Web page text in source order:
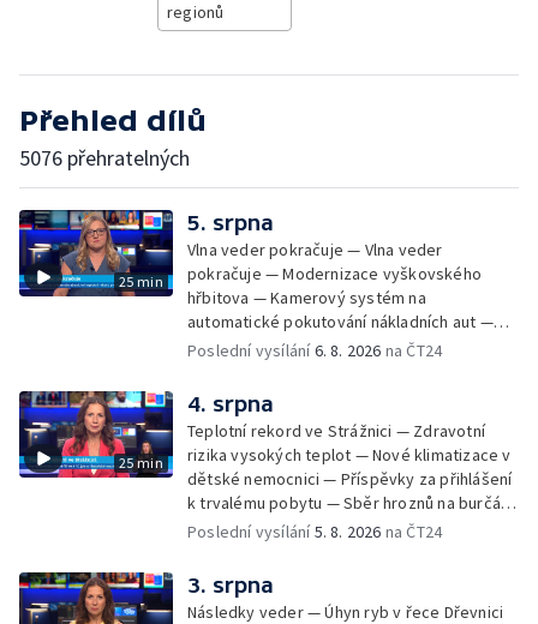
regionů
Přehled dílů
5076 přehratelných
25 min
5. srpna
Vlna veder pokračuje — Vlna veder
pokračuje — Modernizace vyškovského
hřbitova — Kamerový systém na
automatické pokutování nákladních aut —
Demolice vyhořelé budovy ve Zlíně — Případ
stadionu na Vyškovsku — Výstraha před
bouřkami — Brno hostí Mezinárodní kytarový
festival — Očkování po kousnutí netopýrem
Poslední vysílání6. 8. 2026 na ČT24
25 min
4. srpna
Teplotní rekord ve Strážnici — Zdravotní
rizika vysokých teplot — Nové klimatizace v
dětské nemocnici — Příspěvky za přihlášení
k trvalému pobytu — Sběr hroznů na burčák
— Dokončení oprav vedení — Skončil termín
vody v obcích — Vyschlá koryta potoků —
Sdílení strážníků na Brněnsku
Poslední vysílání5. 8. 2026 na ČT24
3. srpna
Následky veder — Úhyn ryb v řece Dřevnici